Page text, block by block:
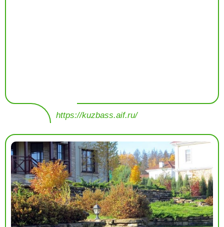
https://kuzbass.aif.ru/